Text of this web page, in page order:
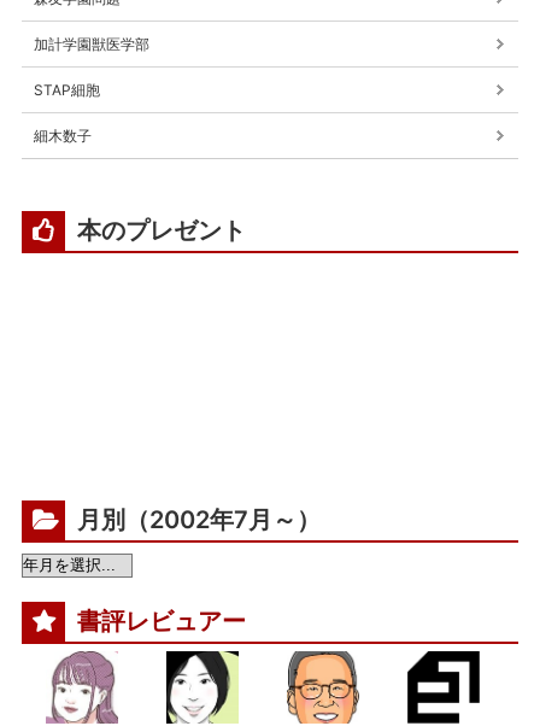
加計学園獣医学部
STAP細胞
細木数子
本のプレゼント
月別（2002年7月～）
書評レビュアー